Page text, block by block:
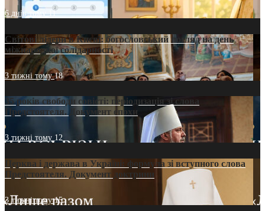
6 днів тому11
Світові лідери в Києві: богословський погляд на день
міжнародної солідарності
3 тижні тому18
35 років свободи совісті: періодизація зі слова
Предстоятеля. Документ епохи
3 тижні тому 12
Церква і держава в Україні: формула зі вступного слова
Предстоятеля. Документ доктрини
3 тижні тому15